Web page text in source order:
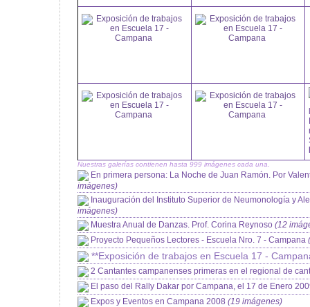
Nuestras galerías contienen hasta 999 imágenes cada una.
En primera persona: La Noche de Juan Ramón. Por
imágenes)
Inauguración del Instituto Superior de Neumonología y
imágenes)
Muestra Anual de Danzas. Prof. Corina Reynoso (12
Proyecto Pequeños Lectores - Escuela Nro. 7 - Campana
**Exposición de trabajos en Escuela 17 -
2 Cantantes campanenses primeras en el regional de
El paso del Rally Dakar por Campana, el 17 de Enero
Expos y Eventos en Campana 2008 (19 imágenes)